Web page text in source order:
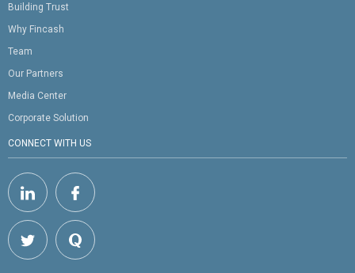
Building Trust
Why Fincash
Team
Our Partners
Media Center
Corporate Solution
CONNECT WITH US